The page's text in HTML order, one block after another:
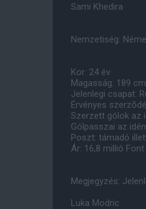
Sami Khedira
Nemzetiség:
Kor: 24 év
Magasság: 189 cm
Jelenlegi csapat:
Érvényes
Szerzett gólok az
Gólpasszai az
Poszt: támadó
Ár: 16,8 millió Font
Megjegyzés:
Luka Modric